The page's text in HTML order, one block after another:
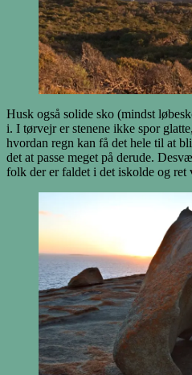
Husk også solide sko (mindst
i. I tørvejr er stenene ikke spor
hvordan regn kan få det hele til at
det at passe meget på derude.
folk der er faldet i det iskolde og ret